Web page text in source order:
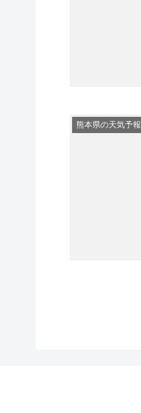
熊本県の天気予報